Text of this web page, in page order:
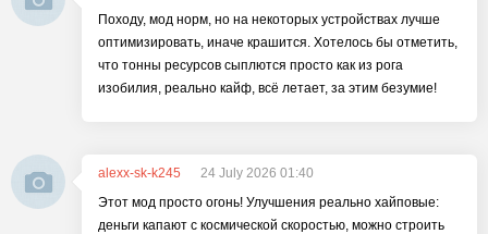
Походу, мод норм, но на некоторых устройствах лучше
оптимизировать, иначе крашится. Хотелось бы отметить,
что тонны ресурсов сыплются просто как из рога
изобилия, реально кайф, всё летает, за этим безумие!
alexx-sk-k245
24 July 2026 01:40
Этот мод просто огонь! Улучшения реально хайповые:
деньги капают с космической скоростью, можно строить